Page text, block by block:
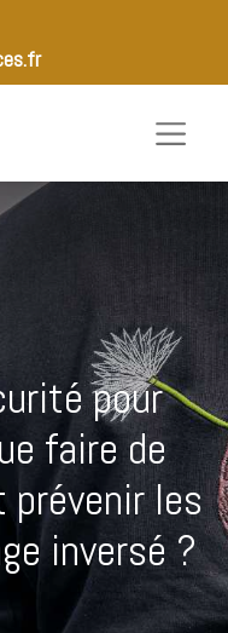
pour
faire de
les
inversé ?